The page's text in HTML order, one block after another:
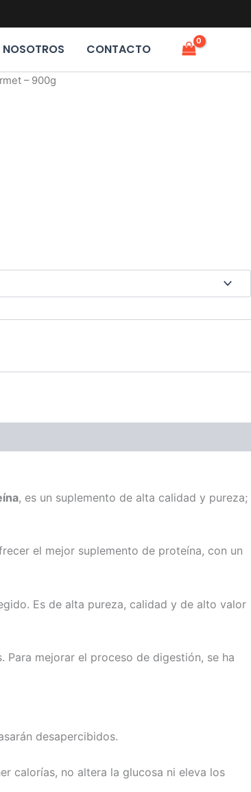
NOSOTROS CONTACTO
– 900g
, es un suplemento de alta calidad y pureza;
el mejor suplemento de proteína, con un
Es de alta pureza, calidad y de alto valor
Para mejorar el proceso de digestión, se ha
desapercibidos.
calorías, no altera la glucosa ni eleva los